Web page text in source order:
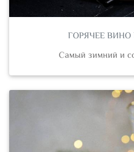
ГОРЯЧЕЕ
Самый зимний и